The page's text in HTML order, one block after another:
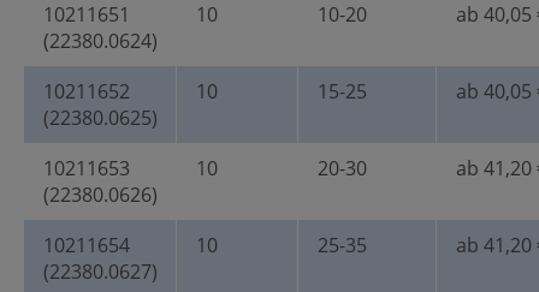
10211651
(22380.0624)
10 10-20 ab 40,05
10211652
(22380.0625)
10 15-25 ab 40,05
10211653
(22380.0626)
10 20-30 ab 41,20
10211654
(22380.0627)
10 25-35 ab 41,20